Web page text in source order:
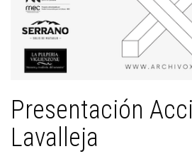
Presentación
Lavalleja